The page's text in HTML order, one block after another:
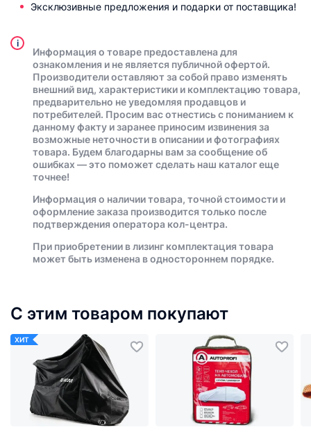
Эксклюзивные предложения и подарки от поставщика!
i
Информация о товаре предоставлена для
ознакомления и не является публичной офертой.
Производители оставляют за собой право изменять
внешний вид, характеристики и комплектацию товара,
предварительно не уведомляя продавцов и
потребителей. Просим вас отнестись с пониманием к
данному факту и заранее приносим извинения за
возможные неточности в описании и фотографиях
товара. Будем благодарны вам за сообщение об
ошибках — это поможет сделать наш каталог еще
точнее!
Информация о наличии товара, точной стоимости и
оформление заказа производится только после
подтверждения оператора кол-центра.
При приобретении в лизинг комплектация товара
может быть изменена в одностороннем порядке.
С этим товаром покупают
ХИТ